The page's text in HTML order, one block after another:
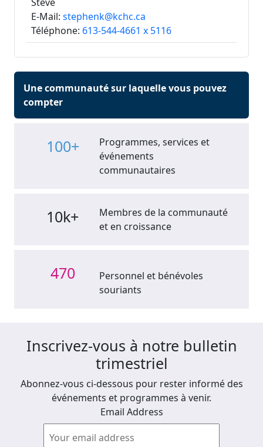
E-Mail: stephenk@kchc.ca
Téléphone: 613-544-4661 x 5116
Une communauté sur laquelle vous pouvez
compter
100+
Programmes, services et
événements
communautaires
10k+
Membres de la communauté
et en croissance
470
Personnel et bénévoles
souriants
Inscrivez-vous à notre bulletin
trimestriel
Abonnez-vous ci-dessous pour rester informé des
événements et programmes à venir.
Email Address